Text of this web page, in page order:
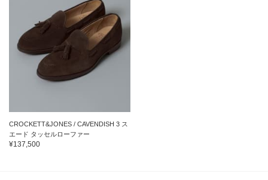
CROCKETT&JONES / CAVENDISH 3 ス
エード タッセルローファー
¥137,500